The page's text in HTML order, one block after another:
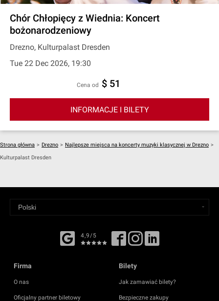
Chór Chłopięcy z Wiednia: Koncert
bożonarodzeniowy
Drezno, Kulturpalast Dresden
Tue 22 Dec 2026, 19:30
cena od $ 51
INFORMACJE I BILETY
Strona główna > Drezno > Najlepsze miejsca na koncerty muzyki klasycznej w Drezno >
Kulturpalast Dresden
4,9/5
Firma
O nas
Oficjalny partner biletowy
Bilety
Jak zamawiać bilety?
Bezpieczne zakupy